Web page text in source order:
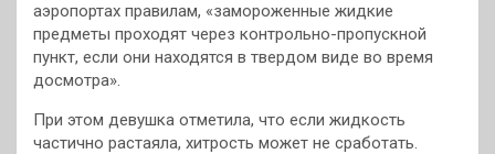
аэропортах правилам, «замороженные жидкие
предметы проходят через контрольно-пропускной
пункт, если они находятся в твердом виде во время
досмотра».
При этом девушка отметила, что если жидкость
частично растаяла, хитрость может не сработать.